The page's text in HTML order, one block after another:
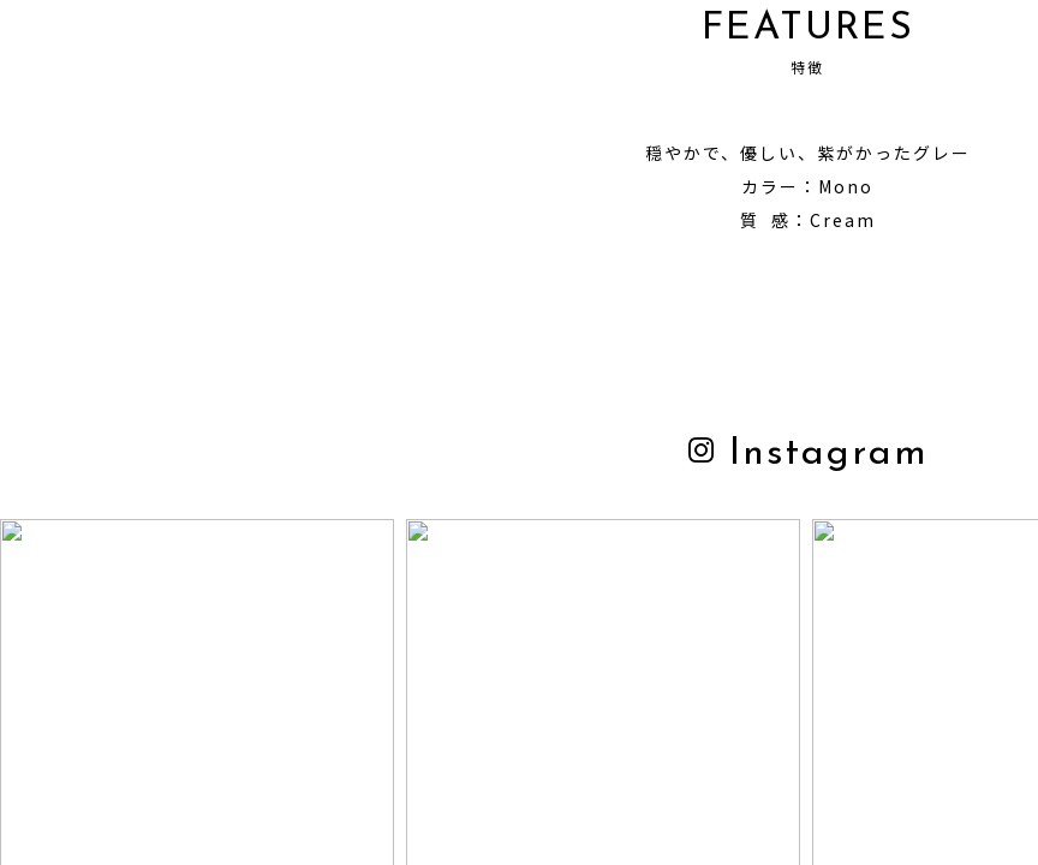
FEATURES
特徴
穏やかで、優しい、紫がかったグレー
カラー：Mono
質 感：Cream
Instagram